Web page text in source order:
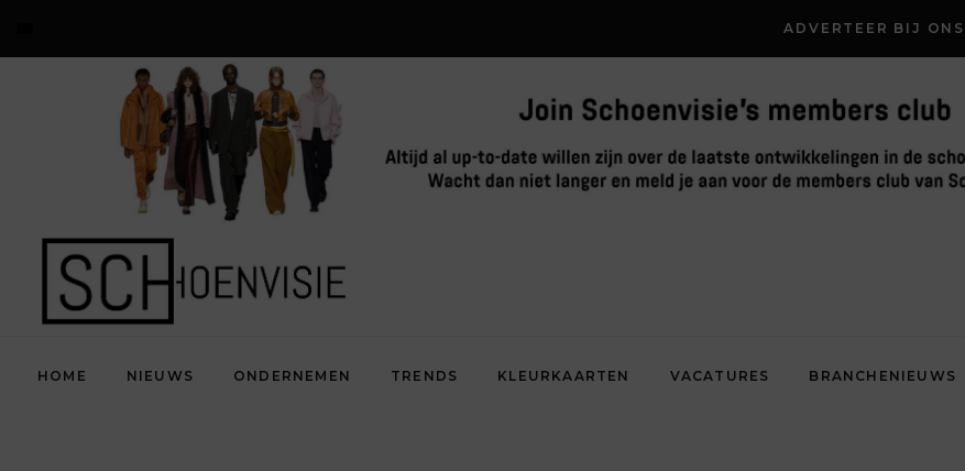
ADVERTEER BIJ ONS
HOME NIEUWS ONDERNEMEN TRENDS KLEURKAARTEN VACATURES BRANCHENIEUWS